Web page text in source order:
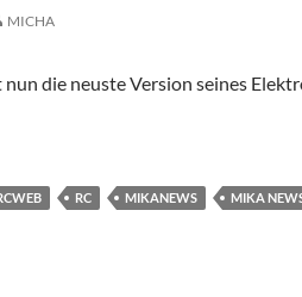
MICHA
die neuste Version seines
die 2.Version des SP
RC MIKANEWS MIKA